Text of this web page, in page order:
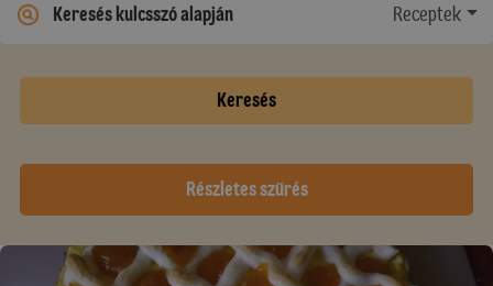
Receptek
Keresés
Részletes szűrés